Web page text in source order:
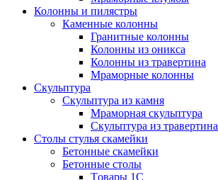
Колонны и пилястры
Каменные колонны
Гранитные колонны
Колонны из оникса
Колонны из травертина
Мраморные колонны
Скульптура
Скульптура из камня
Мраморная скульптура
Скульптура из травертина
Столы стулья скамейки
Бетонные скамейки
Бетонные столы
Tовары 1C